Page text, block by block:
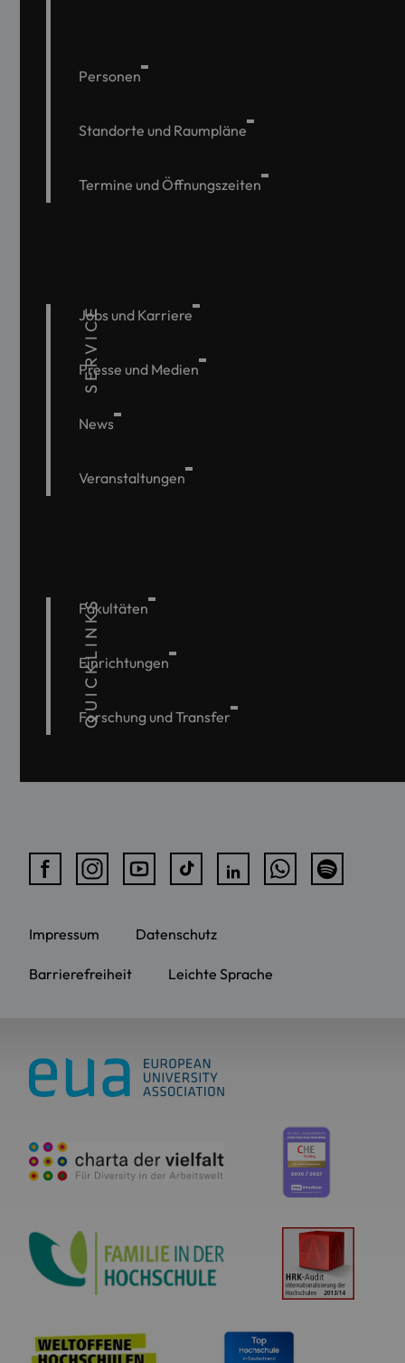
Personen
Standorte und Raumpläne
Termine und Öffnungszeiten
SERVICE
Jobs und Karriere
Presse und Medien
News
Veranstaltungen
QUICKLINKS
Fakultäten
Einrichtungen
Forschung und Transfer
Impressum Datenschutz
Barrierefreiheit Leichte Sprache